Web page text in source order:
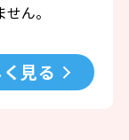
ん。
見る